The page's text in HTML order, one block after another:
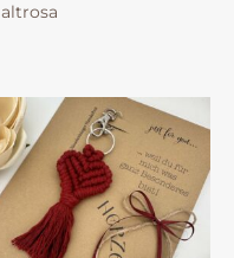
altrosa